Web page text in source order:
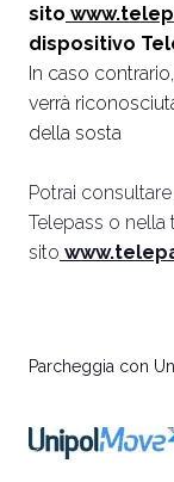
sito
dispositivo
In caso
verrà
della sosta
Potrai consultare
Telepass o nella
sito
Parcheggia con